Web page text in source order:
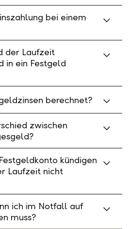
bei einem
der Laufzeit
in ein Festgeld
berechnet?
zwischen
kündigen
Laufzeit nicht
ich im Notfall auf
muss?